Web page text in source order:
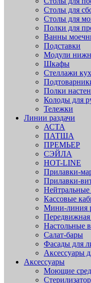
Столы для
Столы для
Полки для
Ванны
Подставки
Модули
Шкафы
Стеллажи
Полки
Колоды для
Тележки
Линии раздачи
АСТА
ПАТША
ПРЕМЬЕР
СЭЙЛА
HOT-LINE
Прилавки-
Прилавки-
Нейтральные
Кассовые
Мини-линия
Настольные
Салат-бары
Фасады для
Аксессуары
Аксессуары
Моющие